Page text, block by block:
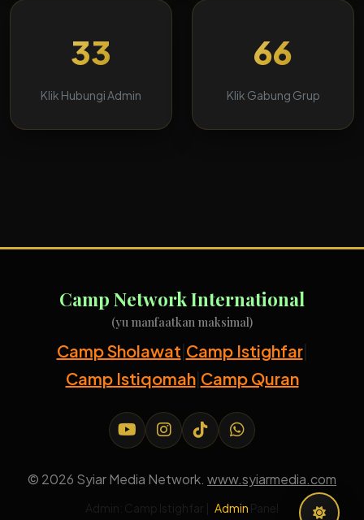
33
Klik Hubungi Admin
66
Klik Gabung Grup
Camp Network International
(yu manfaatkan maksimal)
Camp Sholawat|Camp Istighfar|
Camp Istiqomah|Camp Quran
© 2026 Syiar Media Network. www.syiarmedia.com
Admin: Camp Istighfar | Admin Panel